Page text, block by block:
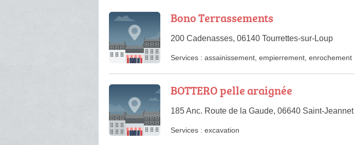
Bono Terrassements
200 Cadenasses, 06140 Tourrettes-sur-Loup
Services : assainissement empierrement enrochement
BOTTERO pelle araignée
185 Anc. Route de la Gaude, 06640 Saint-Jeannet
Services : excavation